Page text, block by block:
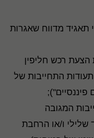
תאגיד מדווח שאגרות
רכש חליפין
התחייבות של
המגובה
ו/או הרחבת